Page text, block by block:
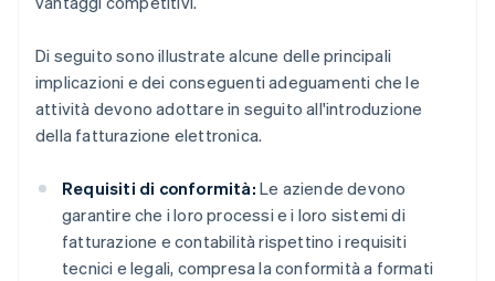
Di seguito sono illustrate alcune delle principali
implicazioni e dei conseguenti adeguamenti che le
attività devono adottare in seguito all'introduzione
della fatturazione elettronica.
Requisiti di conformità: Le aziende devono
garantire che i loro processi e i loro sistemi di
fatturazione e contabilità rispettino i requisiti
tecnici e legali, compresa la conformità a formati